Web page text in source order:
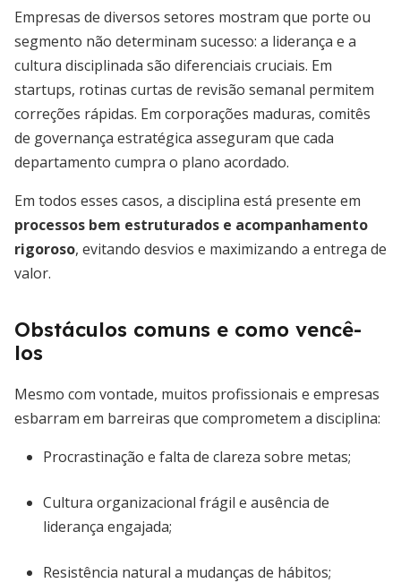
Empresas de diversos setores mostram que porte ou
segmento não determinam sucesso: a liderança e a
cultura disciplinada são diferenciais cruciais. Em
startups, rotinas curtas de revisão semanal permitem
correções rápidas. Em corporações maduras, comitês
de governança estratégica asseguram que cada
departamento cumpra o plano acordado.
Em todos esses casos, a disciplina está presente em
processos bem estruturados e acompanhamento
rigoroso, evitando desvios e maximizando a entrega de
valor.
Obstáculos comuns e como vencê-
los
Mesmo com vontade, muitos profissionais e empresas
esbarram em barreiras que comprometem a disciplina:
Procrastinação e falta de clareza sobre metas;
Cultura organizacional frágil e ausência de
liderança engajada;
Resistência natural a mudanças de hábitos;